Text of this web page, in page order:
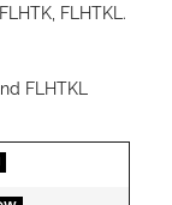
FLHTKL.
FLHTKL